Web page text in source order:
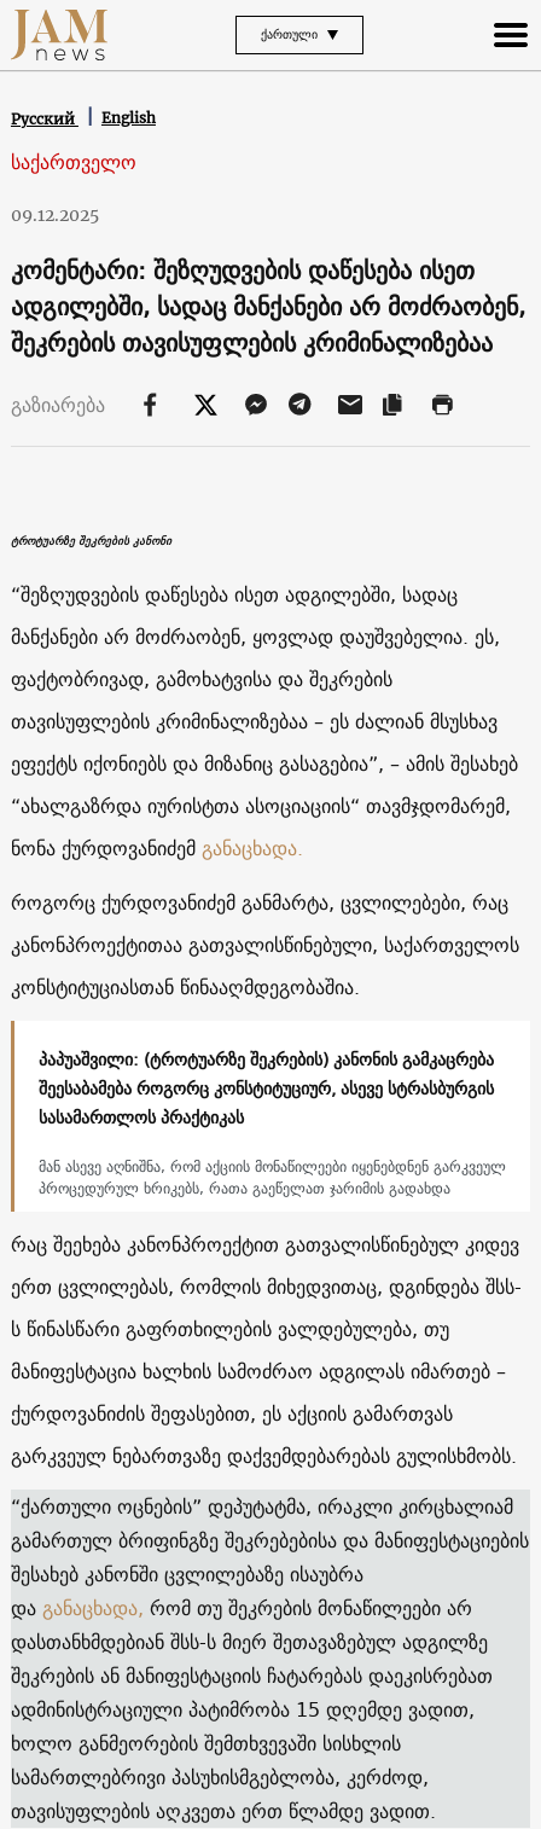
ᲥᲐᲠᲗᲣᲚᲘ
Русский English
საქართველო
09.12.2025
კომენტარი: შეზღუდვების დაწესება ისეთ
ადგილებში, სადაც მანქანები არ მოძრაობენ,
შეკრების თავისუფლების კრიმინალიზებაა
გაზიარება
ტროტუარზე შეკრების კანონი
“შეზღუდვების დაწესება ისეთ ადგილებში, სადაც
მანქანები არ მოძრაობენ, ყოვლად დაუშვებელია. ეს,
ფაქტობრივად, გამოხატვისა და შეკრების
თავისუფლების კრიმინალიზებაა – ეს ძალიან მსუსხავ
ეფექტს იქონიებს და მიზანიც გასაგებია”, – ამის შესახებ
“ახალგაზრდა იურისტთა ასოციაციის“ თავმჯდომარემ,
ნონა ქურდოვანიძემგანაცხადა.
როგორც ქურდოვანიძემ განმარტა, ცვლილებები, რაც
კანონპროექტითაა გათვალისწინებული, საქართველოს
კონსტიტუციასთან წინააღმდეგობაშია.
პაპუაშვილი: (ტროტუარზე შეკრების) კანონის გამკაცრება
შეესაბამება როგორც კონსტიტუციურ, ასევე სტრასბურგის
სასამართლოს პრაქტიკას
მან ასევე აღნიშნა, რომ აქციის მონაწილეები იყენებდნენ გარკვეულ
პროცედურულ ხრიკებს, რათა გაეწელათ ჯარიმის გადახდა
რაც შეეხება კანონპროექტით გათვალისწინებულ კიდევ
ერთ ცვლილებას, რომლის მიხედვითაც, დგინდება შსს-
ს წინასწარი გაფრთხილების ვალდებულება, თუ
მანიფესტაცია ხალხის სამოძრაო ადგილას იმართებ –
ქურდოვანიძის შეფასებით, ეს აქციის გამართვას
გარკვეულ ნებართვაზე დაქვემდებარებას გულისხმობს.
“ქართული ოცნების” დეპუტატმა, ირაკლი კირცხალიამ
გამართულ ბრიფინგზე შეკრებებისა და მანიფესტაციების
შესახებ კანონში ცვლილებაზე ისაუბრა
დაგანაცხადა, რომ თუ შეკრების მონაწილეები არ
დასთანხმდებიან შსს-ს მიერ შეთავაზებულ ადგილზე
შეკრების ან მანიფესტაციის ჩატარებას დაეკისრებათ
ადმინისტრაციული პატიმრობა 15 დღემდე ვადით,
ხოლო განმეორების შემთხვევაში სისხლის
სამართლებრივი პასუხისმგებლობა, კერძოდ,
თავისუფლების აღკვეთა ერთ წლამდე ვადით.